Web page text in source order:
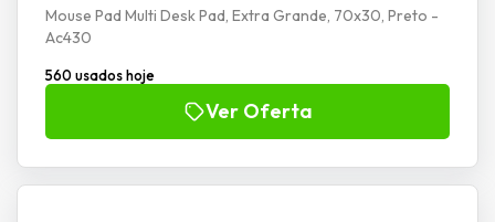
Mouse Pad Multi Desk Pad, Extra Grande, 70x30, Preto -
Ac430
560 usados hoje
Ver Oferta